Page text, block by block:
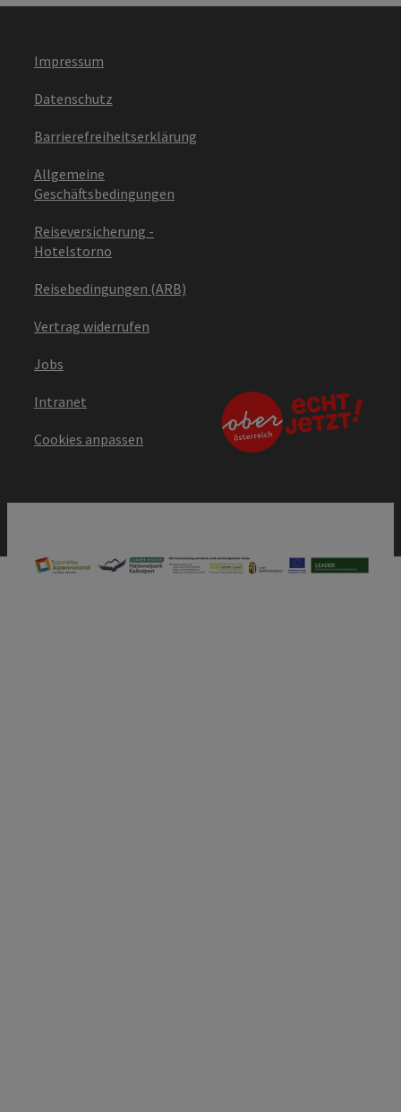
Impressum
Datenschutz
Barrierefreiheitserklärung
Allgemeine
Geschäftsbedingungen
Reiseversicherung -
Hotelstorno
Reisebedingungen (ARB)
Vertrag widerrufen
Jobs
Intranet
Cookies anpassen